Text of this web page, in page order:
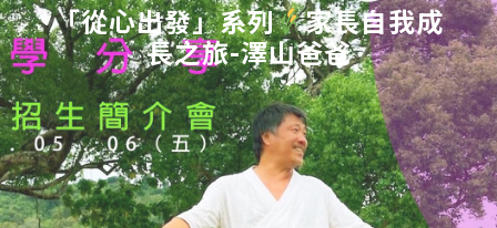
「從心出發」系列
家長自我成
長之旅-澤山爸爸